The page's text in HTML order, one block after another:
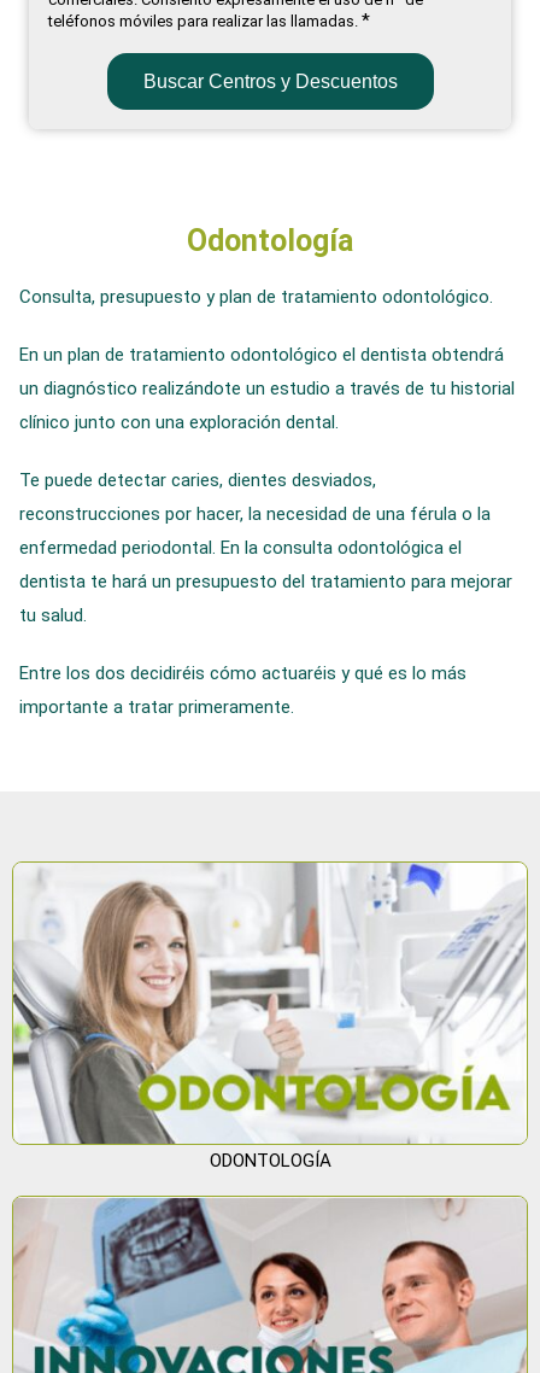
teléfonos móviles para realizar las llamadas. *
Buscar Centros y Descuentos
Odontología
Consulta, presupuesto y plan de tratamiento odontológico.
En un plan de tratamiento odontológico el dentista obtendrá
un diagnóstico realizándote un estudio a través de tu historial
clínico junto con una exploración dental.
Te puede detectar caries, dientes desviados,
reconstrucciones por hacer, la necesidad de una férula o la
enfermedad periodontal. En la consulta odontológica el
dentista te hará un presupuesto del tratamiento para mejorar
tu salud.
Entre los dos decidiréis cómo actuaréis y qué es lo más
importante a tratar primeramente.
ODONTOLOGÍA